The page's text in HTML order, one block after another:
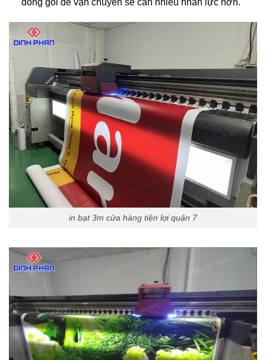
đóng gói để vận chuyển sẽ cần nhiều nhân lực hơn.
in bạt 3m cửa hàng tiện lợi quận 7